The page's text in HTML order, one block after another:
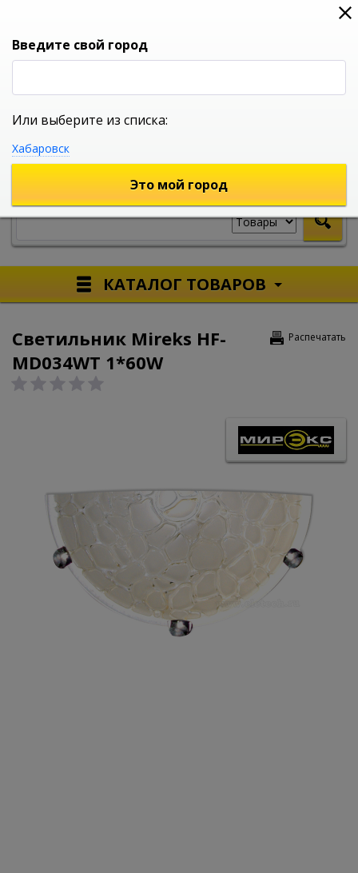
0
УНИВЕРСАЛЬНЫЙ ИНТЕРНЕТ МАГАЗИН
КАТАЛОГ ТОВАРОВ
Распечатать
Светильник Mireks HF-
MD034WT 1*60W
Введите свой город
Или выберите из списка:
Хабаровск
Это мой город